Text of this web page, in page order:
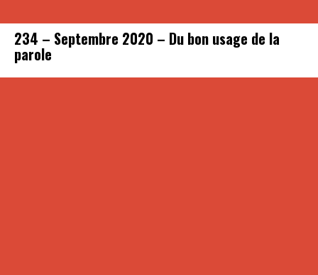
234 – Septembre 2020 – Du bon usage de la
parole